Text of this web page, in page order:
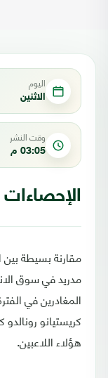
اليوم
الاثنين
وقت النشر
03:05 م
مقارنة بسيطة بين
مدريد في سوق
المغادرين في
كريستيانو
هؤلاء اللاعبين.